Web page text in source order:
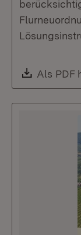
Als PDF